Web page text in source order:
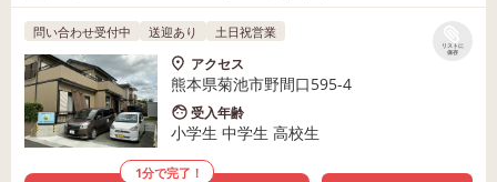
リストに
保存
問い合わせ受付中 送迎あり 土日祝営業
アクセス
熊本県菊池市野間口595-4
受入年齢
小学生 中学生 高校生
1分で完了！